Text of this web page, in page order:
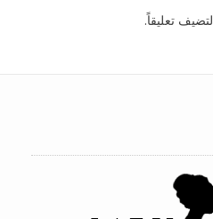
لتضيف تعليقاً.